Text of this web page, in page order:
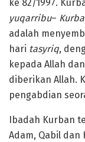
ke 82/1997.
yuqarribu–
adalah
hari tasyriq,
kepada Allah
diberikan Allah.
pengabdian
Ibadah Kurban
Adam, Qabil dan